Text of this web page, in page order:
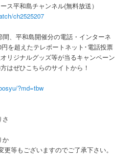
ス平和島チャンネル(無料放送）
ch2525207
、平和島開催分の電話・インターネ
を超えたテレボートネット･電話投票
リジナルグッズ等が当るキャンペーン
はぜひこちらのサイトから！
?md=tbw
か
等もございますのでご了承下さい。